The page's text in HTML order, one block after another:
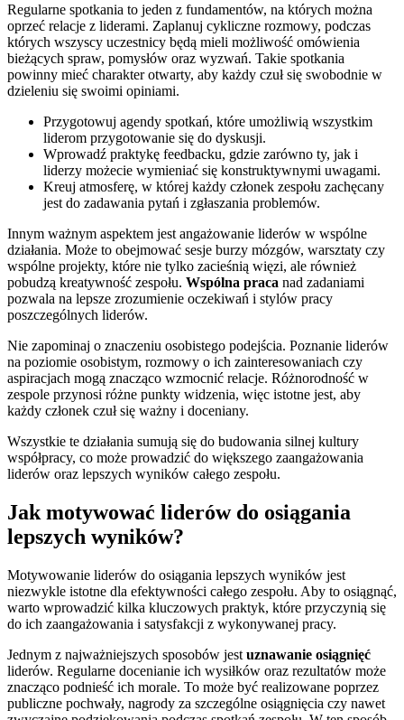
Regularne spotkania to jeden z fundamentów, na których można
oprzeć relacje z liderami. Zaplanuj cykliczne rozmowy, podczas
których wszyscy uczestnicy będą mieli możliwość omówienia
bieżących spraw, pomysłów oraz wyzwań. Takie spotkania
powinny mieć charakter otwarty, aby każdy czuł się swobodnie w
dzieleniu się swoimi opiniami.
Przygotowuj agendy spotkań, które umożliwią wszystkim
liderom przygotowanie się do dyskusji.
Wprowadź praktykę feedbacku, gdzie zarówno ty, jak i
liderzy możecie wymieniać się konstruktywnymi uwagami.
Kreuj atmosferę, w której każdy członek zespołu zachęcany
jest do zadawania pytań i zgłaszania problemów.
Innym ważnym aspektem jest angażowanie liderów w wspólne
działania. Może to obejmować sesje burzy mózgów, warsztaty czy
wspólne projekty, które nie tylko zacieśnią więzi, ale również
pobudzą kreatywność zespołu. Wspólna praca nad zadaniami
pozwala na lepsze zrozumienie oczekiwań i stylów pracy
poszczególnych liderów.
Nie zapominaj o znaczeniu osobistego podejścia. Poznanie liderów
na poziomie osobistym, rozmowy o ich zainteresowaniach czy
aspiracjach mogą znacząco wzmocnić relacje. Różnorodność w
zespole przynosi różne punkty widzenia, więc istotne jest, aby
każdy członek czuł się ważny i doceniany.
Wszystkie te działania sumują się do budowania silnej kultury
współpracy, co może prowadzić do większego zaangażowania
liderów oraz lepszych wyników całego zespołu.
Jak motywować liderów do osiągania
lepszych wyników?
Motywowanie liderów do osiągania lepszych wyników jest
niezwykle istotne dla efektywności całego zespołu. Aby to osiągnąć,
warto wprowadzić kilka kluczowych praktyk, które przyczynią się
do ich zaangażowania i satysfakcji z wykonywanej pracy.
Jednym z najważniejszych sposobów jest uznawanie osiągnięć
liderów. Regularne docenianie ich wysiłków oraz rezultatów może
znacząco podnieść ich morale. To może być realizowane poprzez
publiczne pochwały, nagrody za szczególne osiągnięcia czy nawet